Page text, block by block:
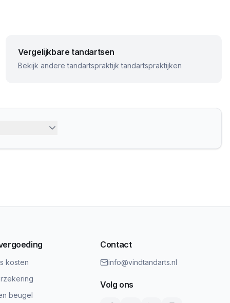
Vergelijkbare tandartsen
Bekijk anderetandartspraktijk tandartspraktijken
kosten
beugel
Contact
info@vindtandarts.nl
Volg ons